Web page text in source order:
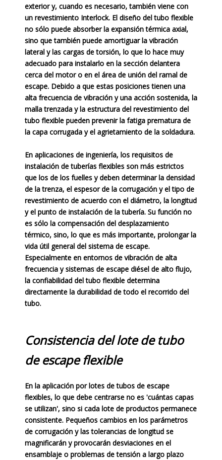
exterior y, cuando es necesario, también viene con
un revestimiento Interlock. El diseño del tubo flexible
no sólo puede absorber la expansión térmica axial,
sino que también puede amortiguar la vibración
lateral y las cargas de torsión, lo que lo hace muy
adecuado para instalarlo en la sección delantera
cerca del motor o en el área de unión del ramal de
escape. Debido a que estas posiciones tienen una
alta frecuencia de vibración y una acción sostenida, la
malla trenzada y la estructura del revestimiento del
tubo flexible pueden prevenir la fatiga prematura de
la capa corrugada y el agrietamiento de la soldadura.
En aplicaciones de ingeniería, los requisitos de
instalación de tuberías flexibles son más estrictos
que los de los fuelles y deben determinar la densidad
de la trenza, el espesor de la corrugación y el tipo de
revestimiento de acuerdo con el diámetro, la longitud
y el punto de instalación de la tubería. Su función no
es sólo la compensación del desplazamiento
térmico, sino, lo que es más importante, prolongar la
vida útil general del sistema de escape.
Especialmente en entornos de vibración de alta
frecuencia y sistemas de escape diésel de alto flujo,
la confiabilidad del tubo flexible determina
directamente la durabilidad de todo el recorrido del
tubo.
Consistencia del lote de tubo
de escape flexible
En la aplicación por lotes de tubos de escape
flexibles, lo que debe centrarse no es 'cuántas capas
se utilizan', sino si cada lote de productos permanece
consistente. Pequeños cambios en los parámetros
de corrugación y las tolerancias de longitud se
magnificarán y provocarán desviaciones en el
ensamblaje o problemas de tensión a largo plazo